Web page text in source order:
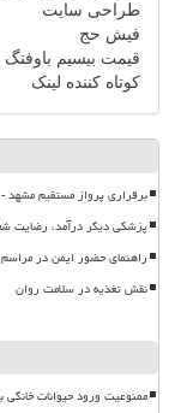
طراحی سایت
فیش حج
قیمت بیسیم باوفنگ
کوتاه کننده لینک
برقراری پرواز مستقیم مشهد
پزشکی دیگر درآمد، رضایت
راهنمای حضور ایمن در مراسم
نقش تغذیه در سلامت روان
ممنوعیت ورود حیوانات